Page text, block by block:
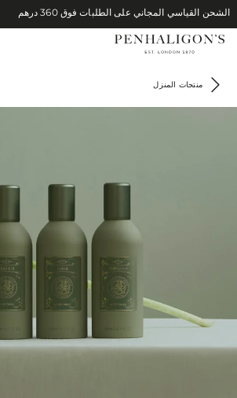
الشحن القياسي المجاني على الطلبات فوق 360 درهم
الشحن القياسي المجاني على الطلبات فوق 360 درهم
منتجات المنزل